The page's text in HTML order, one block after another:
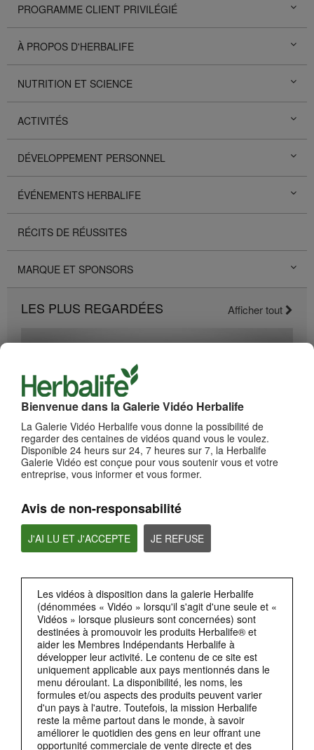
Bienvenue dans la Galerie Vidéo Herbalife
La Galerie Vidéo Herbalife vous donne la possibilité de
regarder des centaines de vidéos quand vous le voulez.
Disponible 24 heurs sur 24, 7 heures sur 7, la Herbalife
Galerie Vidéo est conçue pour vous soutenir vous et votre
entreprise, vous informer et vous former.
Avis de non-responsabilité
J'AI LU ET J'ACCEPTE JE REFUSE
Les vidéos à disposition dans la galerie Herbalife
(dénommées « Vidéo » lorsqu'il s'agit d'une seule et «
Vidéos » lorsque plusieurs sont concernées) sont
destinées à promouvoir les produits Herbalife® et
aider les Membres Indépendants Herbalife à
développer leur activité. Le contenu de ce site est
uniquement applicable aux pays mentionnés dans le
menu déroulant. La disponibilité, les noms, les
formules et/ou aspects des produits peuvent varier
d'un pays à l'autre. Toutefois, la mission Herbalife
reste la même partout dans le monde, à savoir
améliorer le quotidien des gens en leur offrant une
opportunité commerciale de vente directe et des
PROGRAMME CLIENT PRIVILÉGIÉ
À PROPOS D'HERBALIFE
NUTRITION ET SCIENCE
ACTIVITÉS
DÉVELOPPEMENT PERSONNEL
ÉVÉNEMENTS HERBALIFE
RÉCITS DE RÉUSSITES
MARQUE ET SPONSORS
LES PLUS REGARDÉES Afficher tout
Un autre domaine dans lequella RGPD va plus loinque les concepts de base de la
confidentialité,concerne les droits individuels relatifs aux données personnelles.
Privacy by Design(respect de la vie privée dès la conception)
La RGPD exige également la protection de la vie privée dès la conception (privacy
by design).